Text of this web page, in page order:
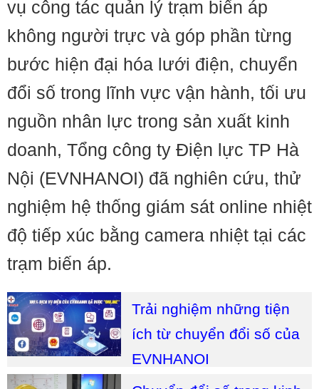
vụ công tác quản lý trạm biến áp
không người trực và góp phần từng
bước hiện đại hóa lưới điện, chuyển
đổi số trong lĩnh vực vận hành, tối ưu
nguồn nhân lực trong sản xuất kinh
doanh, Tổng công ty Điện lực TP Hà
Nội (EVNHANOI) đã nghiên cứu, thử
nghiệm hệ thống giám sát online nhiệt
độ tiếp xúc bằng camera nhiệt tại các
trạm biến áp.
Trải nghiệm những tiện
ích từ chuyển đổi số của
EVNHANOI